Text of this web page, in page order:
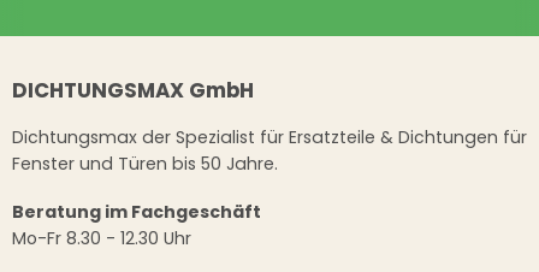
DICHTUNGSMAX GmbH
Dichtungsmax der Spezialist für Ersatzteile & Dichtungen für
Fenster und Türen bis 50 Jahre.
Beratung im Fachgeschäft
Mo-Fr 8.30 - 12.30 Uhr